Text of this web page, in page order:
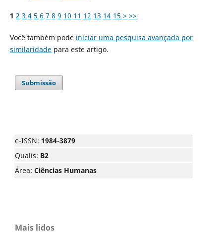
1 2 3 4 5 6 7 8 9 10 11 12 13 14 15 > >>
Você também pode iniciar uma pesquisa avançada por
similaridadepara este artigo.
Submissão
e-ISSN: 1984-3879
Qualis: B2
Área: Ciências Humanas
Mais lidos